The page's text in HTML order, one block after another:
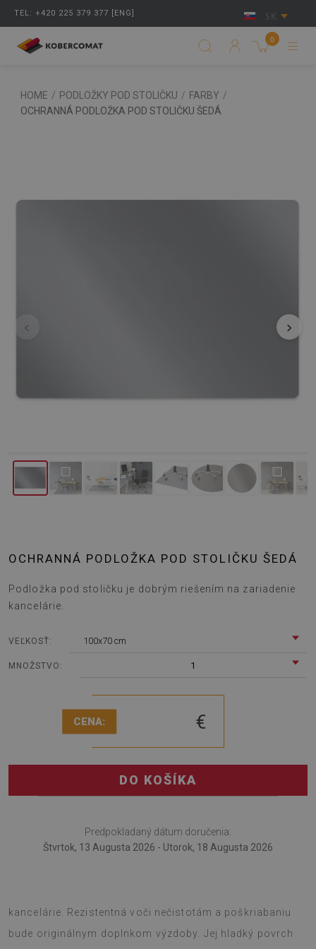
TEL: +420 225 379 377 [ENG] SK
0
HOME / PODLOŽKY POD STOLIČKU / FARBY /
OCHRANNÁ PODLOŽKA POD STOLIČKU ŠEDÁ
‹ ›
OCHRANNÁ PODLOŽKA POD STOLIČKU ŠEDÁ
Podložka pod stoličku je dobrým riešením na zariadenie
kancelárie.
VEĽKOSŤ: 100x70 cm
MNOŽSTVO: 1
CENA: €
DO KOŠÍKA
Predpokladaný dátum doručenia:
Štvrtok, 13 Augusta 2026 - Utorok, 18 Augusta 2026
kancelárie. Rezistentná voči nečistotám a poškriabaniu
bude originálnym doplnkom výzdoby. Jej hladký povrch